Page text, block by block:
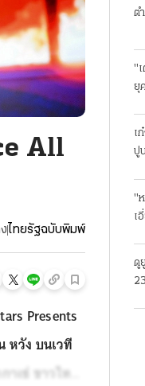
All
ไทยรัฐฉบับพิมพ์
Presents
หวัง บนเวที
เซ่ ชาวไทย
ต
"
ยุ
เ
ปู
"
เ
ดู